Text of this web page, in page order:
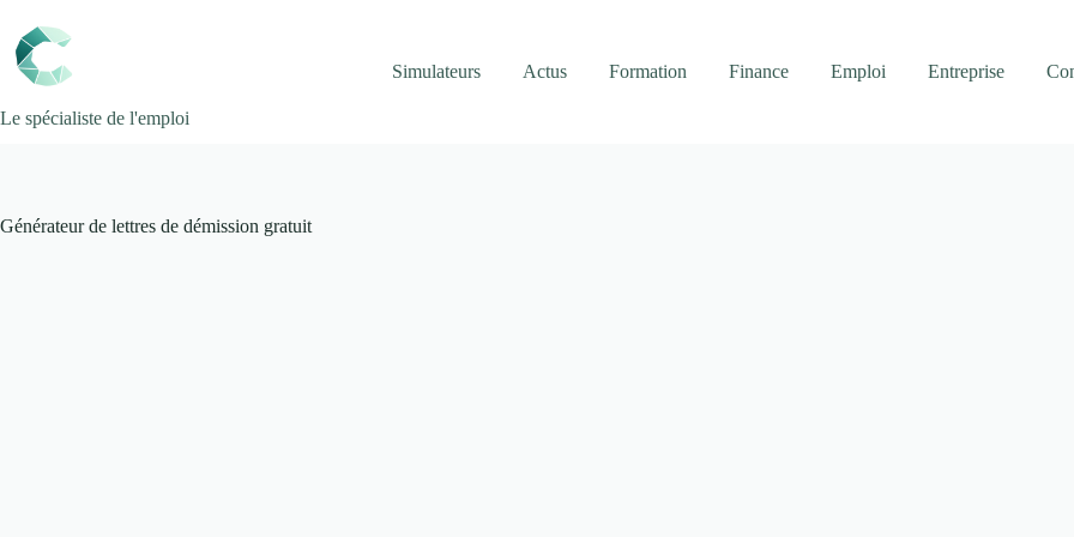
Le spécialiste de l'emploi
Simulateurs Actus Formation Finance Emploi Entreprise
Générateur de lettres de démission gratuit